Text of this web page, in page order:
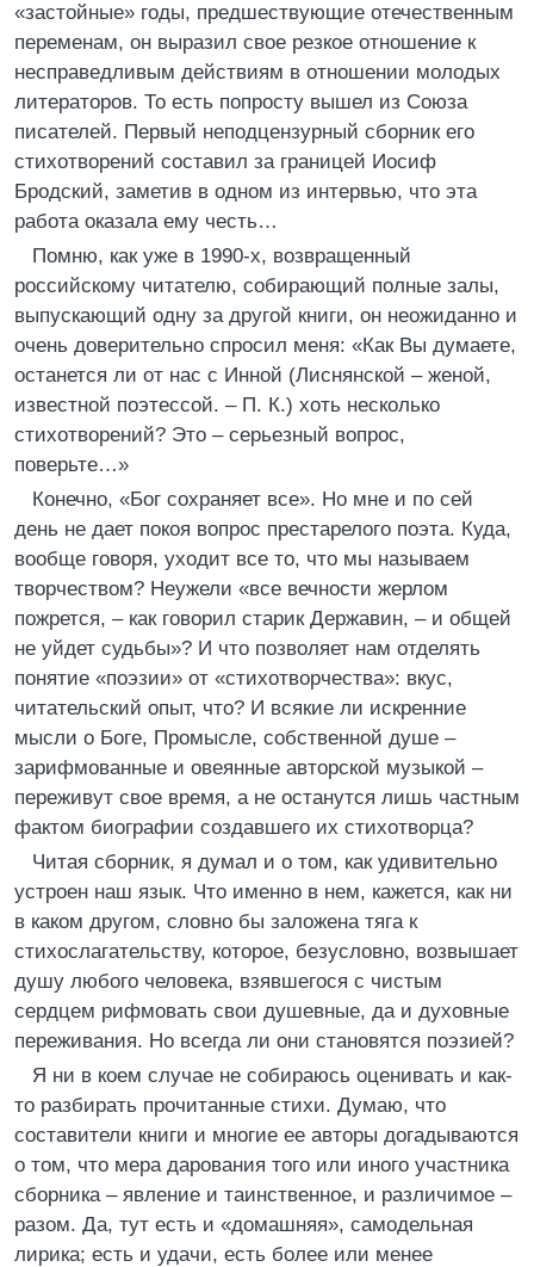
«застойные» годы, предшествующие отечественным
переменам, он выразил свое резкое отношение к
несправедливым действиям в отношении молодых
литераторов. То есть попросту вышел из Союза
писателей. Первый неподцензурный сборник его
стихотворений составил за границей Иосиф
Бродский, заметив в одном из интервью, что эта
работа оказала ему честь…
Помню, как уже в 1990-х, возвращенный
российскому читателю, собирающий полные залы,
выпускающий одну за другой книги, он неожиданно и
очень доверительно спросил меня: «Как Вы думаете,
останется ли от нас с Инной (Лиснянской – женой,
известной поэтессой. – П. К.) хоть несколько
стихотворений? Это – серьезный вопрос,
поверьте…»
Конечно, «Бог сохраняет все». Но мне и по сей
день не дает покоя вопрос престарелого поэта. Куда,
вообще говоря, уходит все то, что мы называем
творчеством? Неужели «все вечности жерлом
пожрется, – как говорил старик Державин, – и общей
не уйдет судьбы»? И что позволяет нам отделять
понятие «поэзии» от «стихотворчества»: вкус,
читательский опыт, что? И всякие ли искренние
мысли о Боге, Промысле, собственной душе –
зарифмованные и овеянные авторской музыкой –
переживут свое время, а не останутся лишь частным
фактом биографии создавшего их стихотворца?
Читая сборник, я думал и о том, как удивительно
устроен наш язык. Что именно в нем, кажется, как ни
в каком другом, словно бы заложена тяга к
стихослагательству, которое, безусловно, возвышает
душу любого человека, взявшегося с чистым
сердцем рифмовать свои душевные, да и духовные
переживания. Но всегда ли они становятся поэзией?
Я ни в коем случае не собираюсь оценивать и как-
то разбирать прочитанные стихи. Думаю, что
составители книги и многие ее авторы догадываются
о том, что мера дарования того или иного участника
сборника – явление и таинственное, и различимое –
разом. Да, тут есть и «домашняя», самодельная
лирика; есть и удачи, есть более или менее